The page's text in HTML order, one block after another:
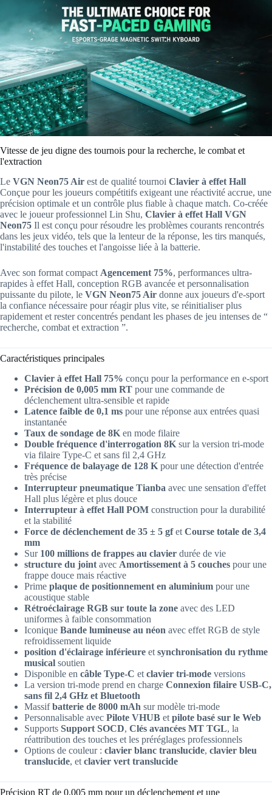
Vitesse de jeu digne des tournois pour la recherche, le combat et
l'extraction
Le VGN Neon75 Air est de qualité tournoi Clavier à effet Hall
Conçue pour les joueurs compétitifs exigeant une réactivité accrue, une
précision optimale et un contrôle plus fiable à chaque match. Co-créée
avec le joueur professionnel Lin Shu, Clavier à effet Hall VGN
Neon75 Il est conçu pour résoudre les problèmes courants rencontrés
dans les jeux vidéo, tels que la lenteur de la réponse, les tirs manqués,
l'instabilité des touches et l'angoisse liée à la batterie.
Avec son format compact Agencement 75%, performances ultra-
rapides à effet Hall, conception RGB avancée et personnalisation
puissante du pilote, le VGN Neon75 Air donne aux joueurs d'e-sport
la confiance nécessaire pour réagir plus vite, se réinitialiser plus
rapidement et rester concentrés pendant les phases de jeu intenses de “
recherche, combat et extraction ”.
Caractéristiques principales
Clavier à effet Hall 75% conçu pour la performance en e-sport
Précision de 0,005 mm RT pour une commande de
déclenchement ultra-sensible et rapide
Latence faible de 0,1 ms pour une réponse aux entrées quasi
instantanée
Taux de sondage de 8K en mode filaire
Double fréquence d'interrogation 8K sur la version tri-mode
via filaire Type-C et sans fil 2,4 GHz
Fréquence de balayage de 128 K pour une détection d'entrée
très précise
Interrupteur pneumatique Tianba avec une sensation d'effet
Hall plus légère et plus douce
Interrupteur à effet Hall POM construction pour la durabilité
et la stabilité
Force de déclenchement de 35 ± 5 gfet Course totale de 3,4
mm
Sur 100 millions de frappes au clavier durée de vie
structure du joint avec Amortissement à 5 couches pour une
frappe douce mais réactive
Prime plaque de positionnement en aluminium pour une
acoustique stable
Rétroéclairage RGB sur toute la zone avec des LED
uniformes à faible consommation
Iconique Bande lumineuse au néon avec effet RGB de style
refroidissement liquide
position d'éclairage inférieure et synchronisation du rythme
musical soutien
Disponible en câble Type-C et clavier tri-mode versions
La version tri-mode prend en charge Connexion filaire USB-C,
sans fil 2,4 GHz et Bluetooth
Massifbatterie de 8000 mAh sur modèle tri-mode
Personnalisable avec Pilote VHUB et pilote basé sur le Web
Supports Support SOCD, Clés avancées MT TGL, la
réattribution des touches et les préréglages professionnels
Options de couleur : clavier blanc translucide, clavier bleu
translucide, et clavier vert translucide
Précision RT de 0,005 mm pour un déclenchement et une